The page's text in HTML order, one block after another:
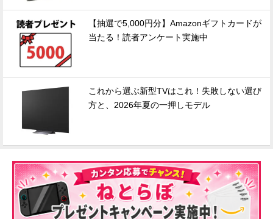
【抽選で5,000円分】Amazonギフトカードが
当たる！読者アンケート実施中
これから選ぶ新型TVはこれ！失敗しない選び
方と、2026年夏の一押しモデル